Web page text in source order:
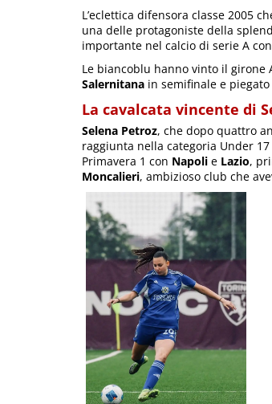
L’eclettica difensora classe 2005
una delle protagoniste della
importante nel calcio di serie A
Le biancoblu hanno vinto il girone
Salernitana in semifinale e piegato
La cavalcata vincente di
Selena Petroz, che dopo quattro
raggiunta nella categoria Under
Primavera 1 con Napoli e Lazio,
Moncalieri, ambizioso club che